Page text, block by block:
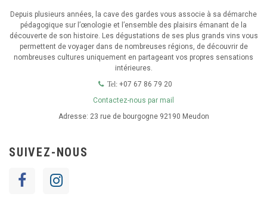
Depuis plusieurs années, la cave des gardes vous associe à sa démarche
pédagogique sur l’œnologie et l’ensemble des plaisirs émanant de la
découverte de son histoire. Les dégustations de ses plus grands vins vous
permettent de voyager dans de nombreuses régions, de découvrir de
nombreuses cultures uniquement en partageant vos propres sensations
intérieures.
Tel:+07 67 86 79 20
Contactez-nous par mail
Adresse: 23 rue de bourgogne 92190 Meudon
SUIVEZ-NOUS